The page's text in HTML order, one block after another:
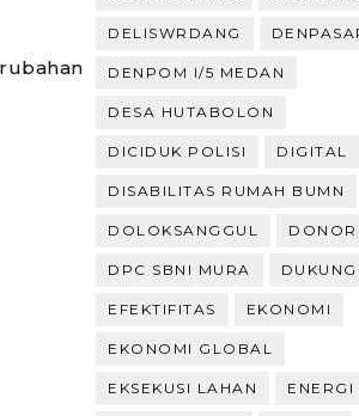
DELISWRDANG
DENPOM I/5 MEDAN
DESA HUTABOLON
DICIDUK POLISI DIGITAL
DISABILITAS RUMAH BUMN
DOLOKSANGGUL
DPC SBNI MURA
EFEKTIFITAS EKONOMI
EKONOMI GLOBAL
EKSEKUSI LAHAN ENERGI